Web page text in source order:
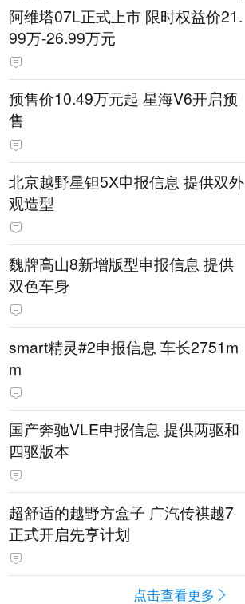
阿维塔07L正式上市 限时权益价21.
99万-26.99万元
预售价10.49万元起 星海V6开启预
售
北京越野星钽5X申报信息 提供双外
观造型
魏牌高山8新增版型申报信息 提供
双色车身
smart精灵#2申报信息 车长2751m
m
国产奔驰VLE申报信息 提供两驱和
四驱版本
超舒适的越野方盒子 广汽传祺越7
正式开启先享计划
点击查看更多